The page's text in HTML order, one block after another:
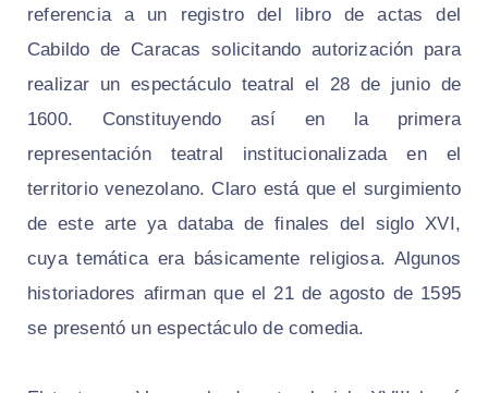
referencia a un registro del libro de actas del
Cabildo de Caracas solicitando autorización para
realizar un espectáculo teatral el 28 de junio de
1600. Constituyendo así en la primera
representación teatral institucionalizada en el
territorio venezolano. Claro está que el surgimiento
de este arte ya databa de finales del siglo XVI,
cuya temática era básicamente religiosa. Algunos
historiadores afirman que el 21 de agosto de 1595
se presentó un espectáculo de comedia.